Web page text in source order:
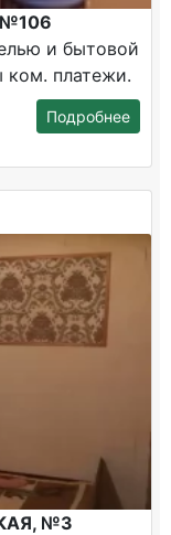
и бытовой
ком. платежи.
Подробнее
№3